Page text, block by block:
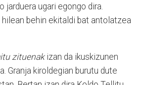
jarduera ugari egongo dira.
behin ekitaldi bat antolatzea
zituenakizan da ikuskizunen
Granja kiroldegian burutu dute